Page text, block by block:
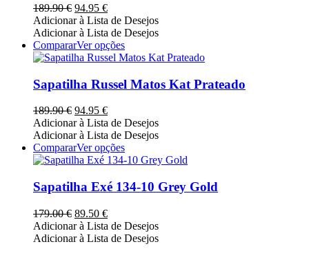
options
may
be
chosen
on
the
product
189.90€ O
preço
original
era:
189.90 €.
94.95 €O
preço
atual
é:
94.95 €.
Adicionar à Lista de Desejos
Adicionar à Lista de Desejos
CompararVer opçõesThis
product
multiple
variants.
options
may
be
chosen
on
the
product
Sapatilha Russel Matos Kat Prateado
189.90€ O
preço
original
era:
189.90 €.
94.95 €O
preço
atual
é:
94.95 €.
Adicionar à Lista de Desejos
Adicionar à Lista de Desejos
CompararVer opçõesThis
product
multiple
variants.
options
may
be
Sapatilha Exé 134-10 Grey Gold
179.00€ O
preço
original
89.50 €O
preço
atual
Adicionar à Lista de Desejos
Adicionar à Lista de Desejos